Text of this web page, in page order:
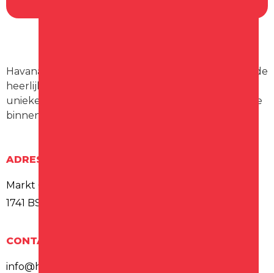
Havana Schagen staat in de hele regio bekend om de
heerlijke vers bereide hapas, gerechten met de
unieke smaak van de houtskoolgrill en de sfeervolle
binnentuin.
ADRES
Markt 6
1741 BS SCHAGEN
CONTACT
info@havanaschagen.nl